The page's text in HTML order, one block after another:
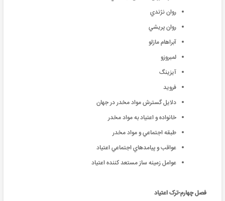
روان نژندي
روان پريشي
آبراهام مازلو
لمبروزو
آيزينگ
فرويد
دلايل گسترش مواد مخدر در جهان
خانواده و اعتياد به مواد مخدر
طبقه اجتماعي و مواد مخدر
عواقب و پيامدهاي اجتماعي اعتياد
عوامل زمينه ساز مستعد كننده اعتياد
فصل چهارم-ترک اعتیاد